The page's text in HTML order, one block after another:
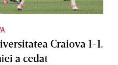
Craiova 1-1.
a cedat